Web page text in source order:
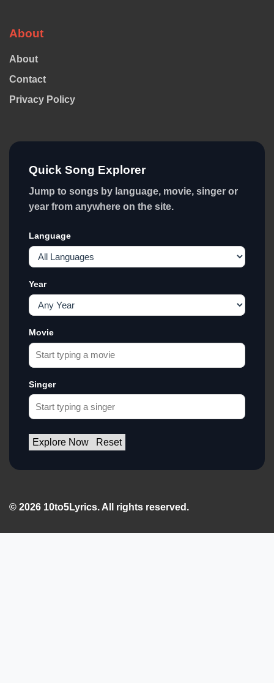
About
About
Contact
Privacy Policy
Quick Song Explorer
Jump to songs by language, movie, singer or
year from anywhere on the site.
Language
Year
Movie
Singer
Explore Now Reset
© 2026 10to5Lyrics. All rights reserved.